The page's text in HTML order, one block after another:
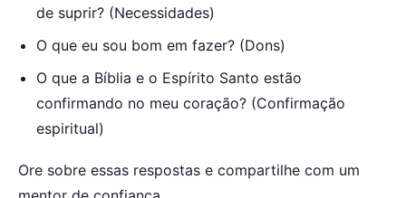
de suprir? (Necessidades)
O que eu sou bom em fazer? (Dons)
O que a Bíblia e o Espírito Santo estão
confirmando no meu coração? (Confirmação
espiritual)
Ore sobre essas respostas e compartilhe com um